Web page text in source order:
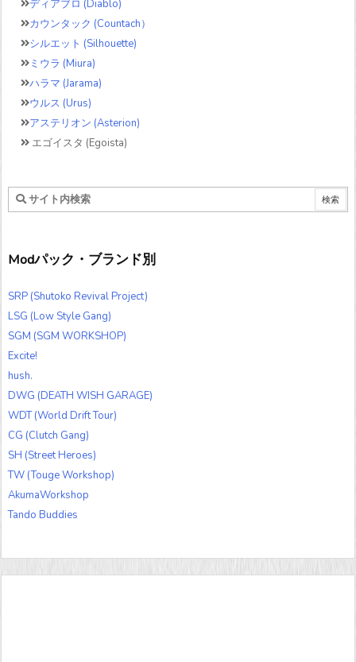
ディアブロ (Diablo)
カウンタック (Countach）
シルエット (Silhouette)
ミウラ (Miura)
ハラマ (Jarama)
ウルス (Urus)
アステリオン (Asterion)
エゴイスタ (Egoista)
Modパック・ブランド別
SRP (Shutoko Revival Project)
LSG (Low Style Gang)
SGM (SGM WORKSHOP)
Excite!
hush.
DWG (DEATH WISH GARAGE)
WDT (World Drift Tour)
CG (Clutch Gang)
SH (Street Heroes)
TW (Touge Workshop)
AkumaWorkshop
Tando Buddies